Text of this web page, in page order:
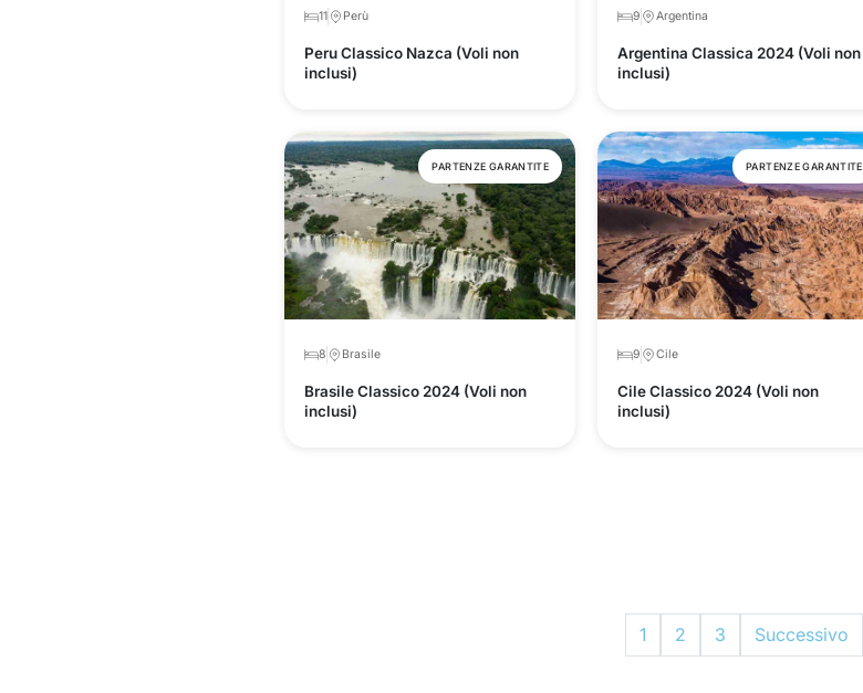
11 Perù
Peru Classico Nazca (Voli non
inclusi)
9 Argentina
Argentina Classica 2024 (Voli non
inclusi)
PARTENZE GARANTITE
8 Brasile
Brasile Classico 2024 (Voli non
inclusi)
PARTENZE GARANTITE
9 Cile
Cile Classico 2024 (Voli non
inclusi)
1 2 3 Successivo